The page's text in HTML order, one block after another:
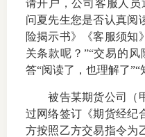
请开户，公司客服人
问夏先生您是否认真阅
险揭示书》《客服须知
关条款呢？”“交易的
答“阅读了，也理解了”“
被告某期货公司（
过网络签订《期货经纪
方按照乙方交易指令为